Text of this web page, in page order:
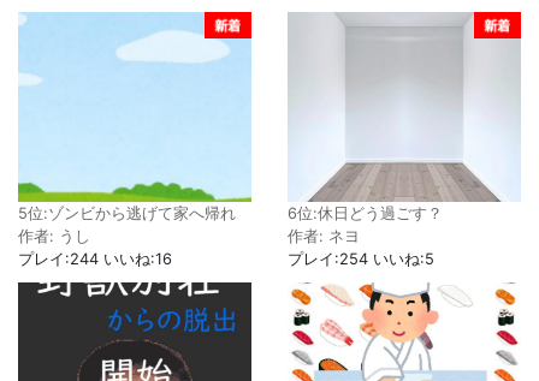
5位:ゾンビから逃げて家へ帰れ
作者: うし
プレイ:244 いいね:16
6位:休日どう過ごす？
作者: ネヨ
プレイ:254 いいね:5